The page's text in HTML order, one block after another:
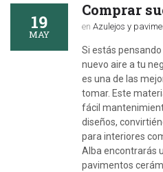
19
MAY
Comprar
en Azulejos y
Si estás
nuevo aire a tu
es una de las
tomar. Este
fácil
diseños,
para interiores
Alba encontrarás
pavimentos